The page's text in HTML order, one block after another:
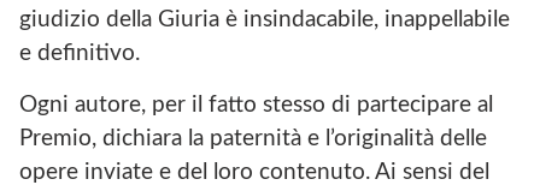
giudizio della Giuria è insindacabile, inappellabile
e definitivo.
Ogni autore, per il fatto stesso di partecipare al
Premio, dichiara la paternità e l’originalità delle
opere inviate e del loro contenuto. Ai sensi del